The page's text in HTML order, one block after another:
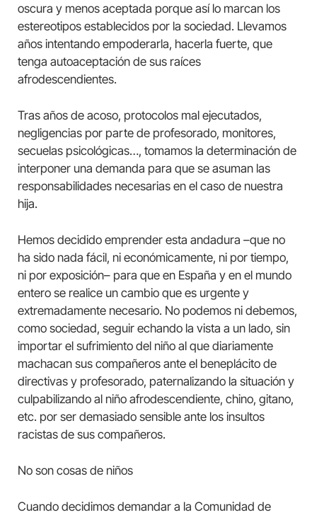
oscura y menos aceptada porque así lo marcan los
estereotipos establecidos por la sociedad. Llevamos
años intentando empoderarla, hacerla fuerte, que
tenga autoaceptación de sus raíces
afrodescendientes.
Tras años de acoso, protocolos mal ejecutados,
negligencias por parte de profesorado, monitores,
secuelas psicológicas…, tomamos la determinación de
interponer una demanda para que se asuman las
responsabilidades necesarias en el caso de nuestra
hija.
Hemos decidido emprender esta andadura –que no
ha sido nada fácil, ni económicamente, ni por tiempo,
ni por exposición– para que en España y en el mundo
entero se realice un cambio que es urgente y
extremadamente necesario. No podemos ni debemos,
como sociedad, seguir echando la vista a un lado, sin
importar el sufrimiento del niño al que diariamente
machacan sus compañeros ante el beneplácito de
directivas y profesorado, paternalizando la situación y
culpabilizando al niño afrodescendiente, chino, gitano,
etc. por ser demasiado sensible ante los insultos
racistas de sus compañeros.
No son cosas de niños
Cuando decidimos demandar a la Comunidad de